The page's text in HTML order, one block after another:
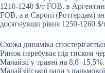
1210-1240 $/т FOB, в
FOB, а в Європі (Роттердам)
досягнувши рівня 1250-1260
Схожа динаміка
Ринок перебуває під тиском
Малайзії у травні на
Малайзійської ради з